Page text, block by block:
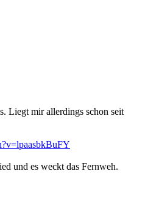
Liegt mir allerdings schon seit
und es weckt das Fernweh.